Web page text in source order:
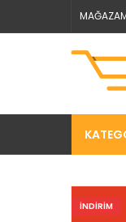
INDIRIM